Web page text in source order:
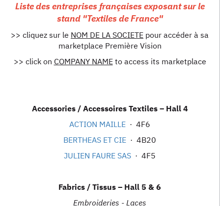
Liste des entreprises françaises exposant sur le
stand "Textiles de France"
>> cliquez sur le NOM DE LA SOCIETE pour accéder à sa
marketplace Première Vision
>> click on COMPANY NAMEto access its marketplace
Accessories / Accessoires Textiles – Hall 4
ACTION MAILLE · 4F6
BERTHEAS ET CIE · 4B20
JULIEN FAURE SAS · 4F5
Fabrics / Tissus – Hall 5 & 6
Embroideries - Laces